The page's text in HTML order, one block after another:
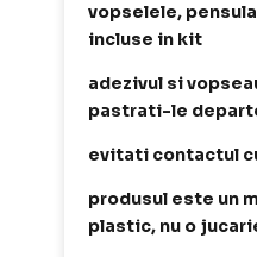
vopselele,
incluse in kit
adezivul si
pastrati-le
evitati contactul
produsul este un
plastic, nu o